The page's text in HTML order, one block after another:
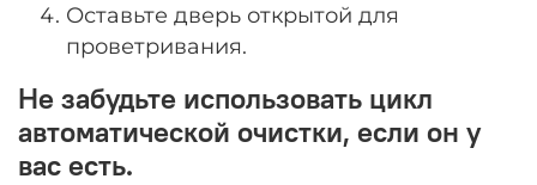
Оставьте дверь открытой для
проветривания.
Не забудьте использовать цикл
автоматической очистки, если он у
вас есть.